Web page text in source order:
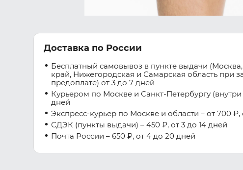
Доставка по России
Бесплатный самовывоз в пункте выдачи
край, Нижегородская и Самарская область при
предоплате) от 3 до 7 дней
Курьером по Москве и Санкт-Петербургу
дней
Экспресс-курьер по Москве и области – от 700 ₽,
СДЭК (пункты выдачи) – 450 ₽, от 3 до 14 дней
Почта России – 650 ₽, от 4 до 20 дней